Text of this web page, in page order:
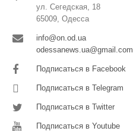
ул. Сегедская, 18
65009, Одесса
info@on.od.ua
odessanews.ua@gmail.com
Подписаться в Facebook
Подписаться в Telegram
Подписаться в Twitter
Подписаться в Youtube